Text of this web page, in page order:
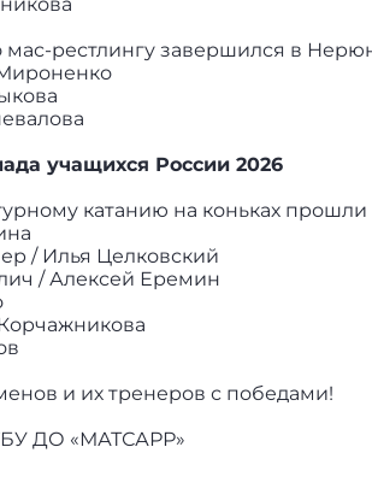
рестлингу завершился в
учащихся России 2026
катанию на коньках
/ Илья Целковский
/ Алексей Еремин
и их тренеров с победами!
ДО «МАТСАРР»